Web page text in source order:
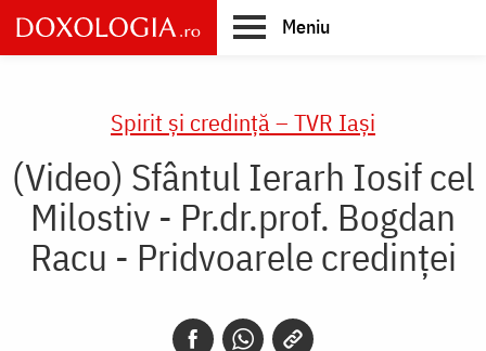
Skip
to
main
Meniu
Spirit și credință – TVR Iași
(Video) Sfântul Ierarh Iosif cel
Milostiv - Pr.dr.prof. Bogdan
Racu - Pridvoarele credinței